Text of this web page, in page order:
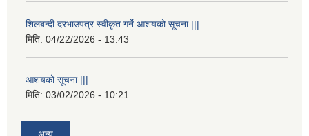
शिलबन्दी दरभाउपत्र स्वीकृत गर्ने आशयको सूचना |||
मिति: 04/22/2026 - 13:43
आशयको सूचना |||
मिति: 03/02/2026 - 10:21
अन्य